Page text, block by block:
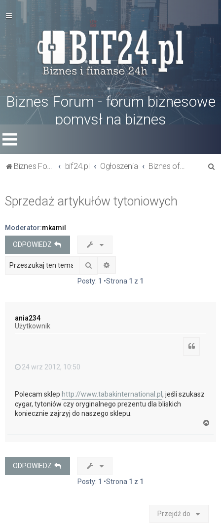
Biznes Forum - forum biznesowe
pomysł na biznes
Biznes Forum bif24.pl Ogłoszenia Biznes oferty - szukam rynku zbytu
Sprzedaż artykułów tytoniowych
Moderator:mkamil
ODPOWIEDZ
Szukaj
Posty: 1 •Strona 1 z 1
ania234
Użytkownik
24 wrz 2012, 10:50
Polecam sklep http://www.tabakinternational.pl , jeśli szukasz
cygar, tytoniów czy oryginalnego prezentu dla bliskich
koniecznie zajrzyj do naszego sklepu.
ODPOWIEDZ
Posty: 1 •Strona 1 z 1
Przejdź do